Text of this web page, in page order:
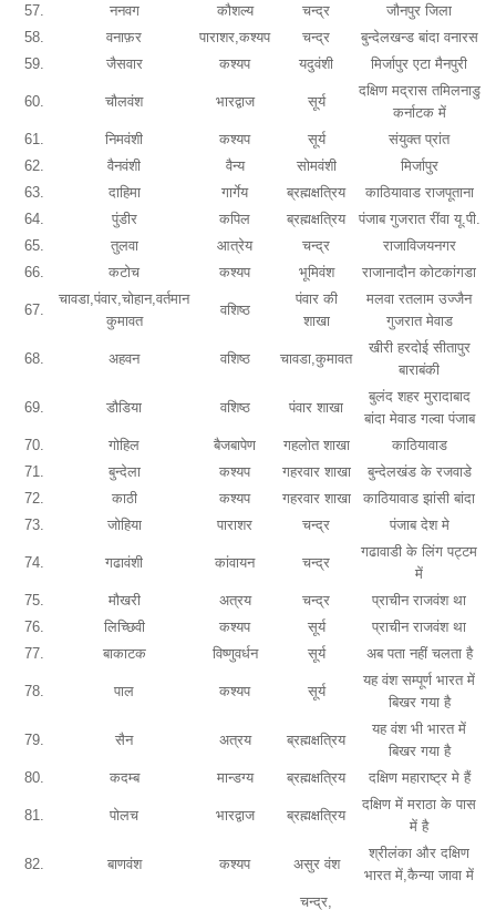
57.
ननवग कौशल्य चन्द्र
जौनपुर जिला
58.
वनाफ़र पाराशर,कश्यप चन्द्र
बुन्देलखन्ड बांदा वनारस
59.
जैसवार कश्यप यदुवंशी मिर्जापुर एटा मैनपुरी
60. चौलवंश भारद्वाज सूर्य
दक्षिण मद्रास तमिलनाडु
कर्नाटक में
61.
निमवंशी कश्यप सूर्य
संयुक्त प्रांत
62.
वैनवंशी वैन्य सोमवंशी
मिर्जापुर
63.
दाहिमा गार्गेय ब्रह्मक्षत्रिय
काठियावाड राजपूताना
64.
पुंडीर कपिल ब्रह्मक्षत्रिय
पंजाब गुजरात रींवा यू.पी.
65.
तुलवा आत्रेय चन्द्र
राजाविजयनगर
66.
कटोच कश्यप भूमिवंश राजानादौन कोटकांगडा
67.
चावडा,पंवार,चोहान,वर्तमान
कुमावत
वशिष्ठ
पंवार की
शाखा
मलवा रतलाम उज्जैन
गुजरात मेवाड
68. अहवन वशिष्ठ चावडा,कुमावत
खीरी हरदोई सीतापुर
बाराबंकी
69. डौडिया वशिष्ठ पंवार शाखा
बुलंद शहर मुरादाबाद
बांदा मेवाड गल्वा पंजाब
70.
गोहिल बैजबापेण गहलोत शाखा
काठियावाड
71.
बुन्देला कश्यप गहरवार शाखा
बुन्देलखंड के रजवाडे
72.
काठी कश्यप गहरवार शाखा
काठियावाड झांसी बांदा
73.
जोहिया पाराशर चन्द्र पंजाब देश मे
74. गढावंशी कांवायन चन्द्र
गढावाडी के लिंग पट्टम
में
75.
मौखरी अत्रय चन्द्र
प्राचीन राजवंश था
76.
लिच्छिवी कश्यप सूर्य
प्राचीन राजवंश था
77.
बाकाटक विष्णुवर्धन सूर्य अब पता नहीं चलता है
78. पाल कश्यप सूर्य
यह वंश सम्पूर्ण भारत में
बिखर गया है
79. सैन अत्रय ब्रह्मक्षत्रिय
यह वंश भी भारत में
बिखर गया है
80.
कदम्ब मान्डग्य ब्रह्मक्षत्रिय दक्षिण महाराष्ट्र मे हैं
81. पोलच भारद्वाज ब्रह्मक्षत्रिय
दक्षिण में मराठा के पास
में है
82. बाणवंश कश्यप असुर वंश
श्रीलंका और दक्षिण
भारत में,कैन्या जावा में
चन्द्र,